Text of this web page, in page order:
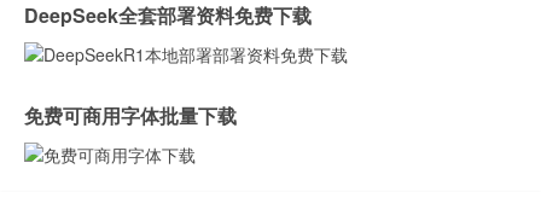
DeepSeek全套部署资料免费下载
免费可商用字体批量下载